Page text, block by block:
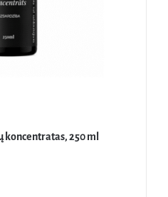
koncentratas, 250 ml